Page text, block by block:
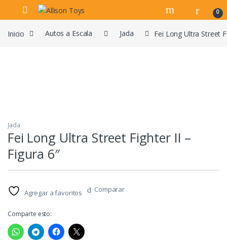
Navegar
Ir al contenido
0
Inicio Autos a Escala Jada Fei Long Ultra Street
Jada
Fei Long Ultra Street Fighter II –
Figura 6″
Agregar a favoritos Comparar
Comparte esto: